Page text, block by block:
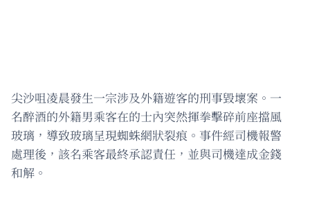
尖沙咀凌晨發生一宗涉及外籍遊客的刑事毀壞案。一
名醉酒的外籍男乘客在的士內突然揮拳擊碎前座擋風
玻璃，導致玻璃呈現蜘蛛網狀裂痕。事件經司機報警
處理後，該名乘客最終承認責任，並與司機達成金錢
和解。